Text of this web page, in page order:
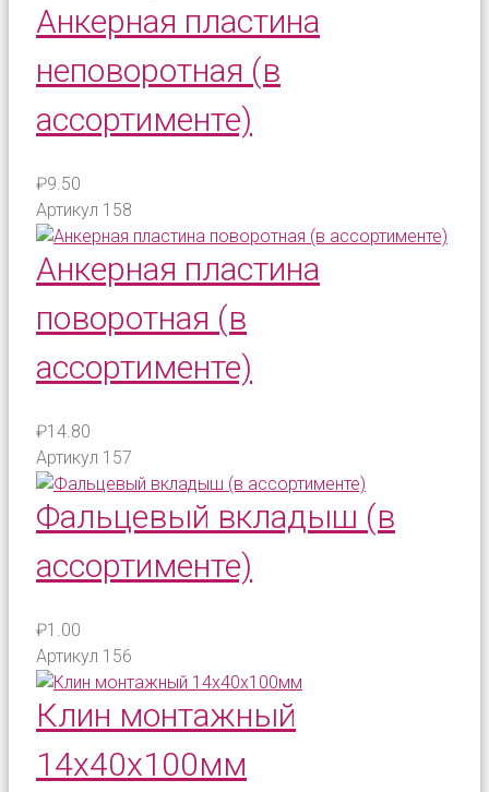
Анкерная пластина
неповоротная (в
ассортименте)
₽9.50
Артикул 158
Анкерная пластина
поворотная (в
ассортименте)
₽14.80
Артикул 157
Фальцевый вкладыш (в
ассортименте)
₽1.00
Артикул 156
Клин монтажный
14х40х100мм